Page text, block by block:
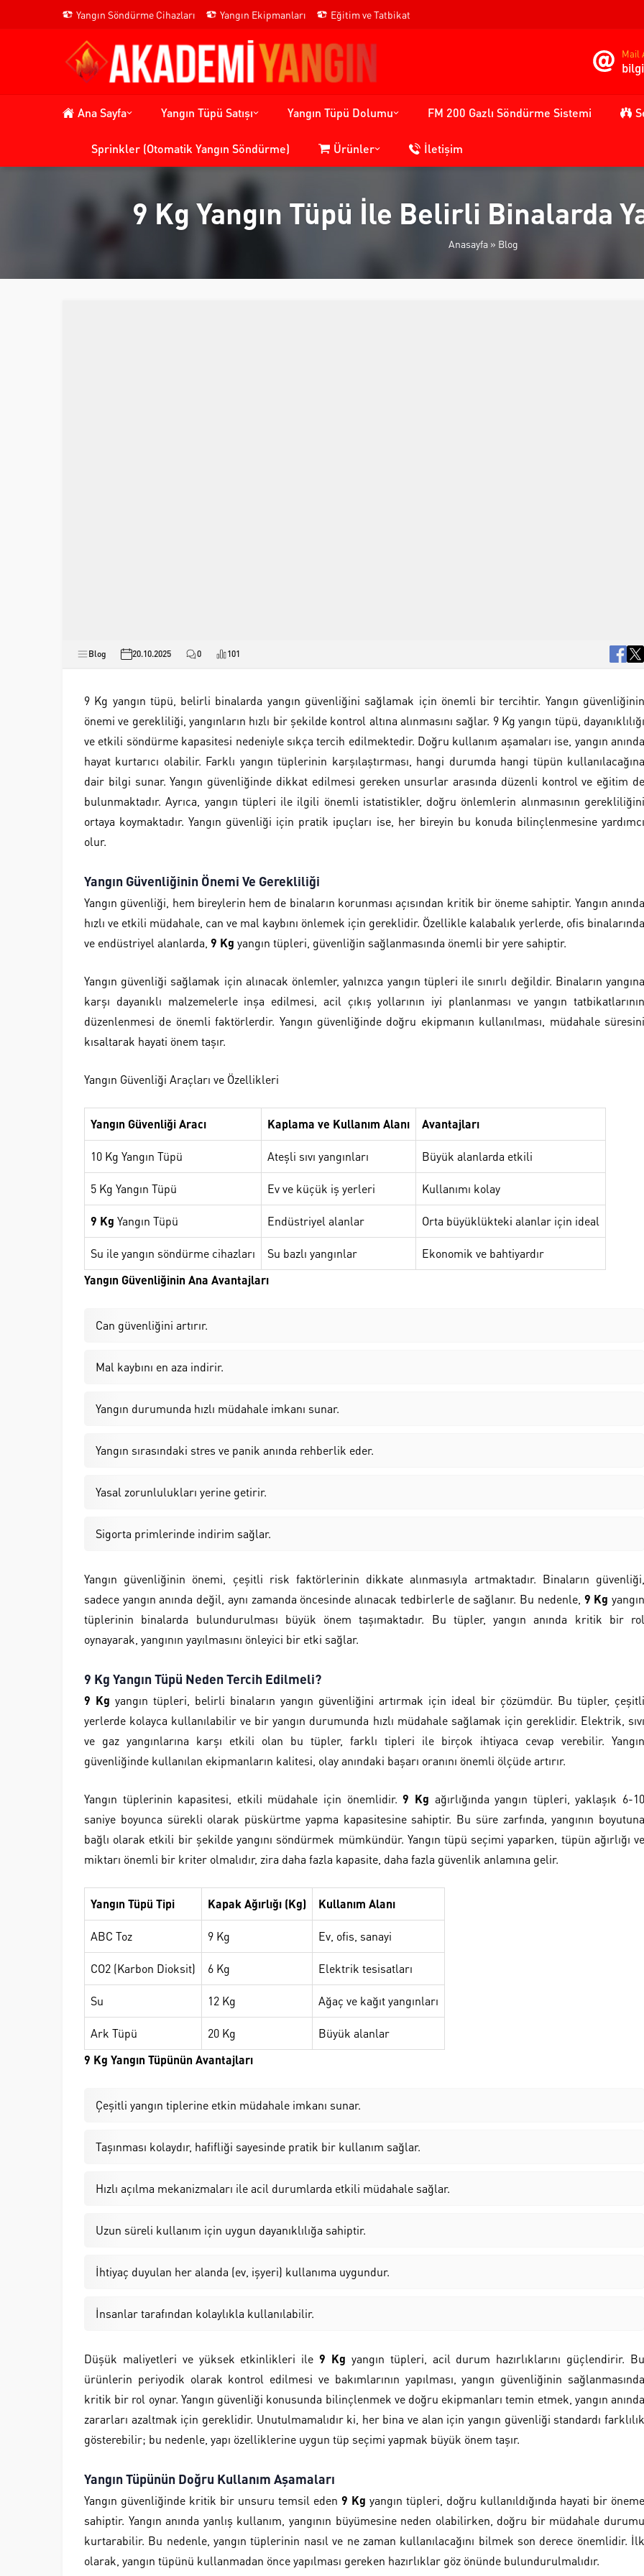
Yangın Söndürme Cihazları Yangın Ekipmanları Eğitim ve Tatbikat
Mail
Ana Sayfa Yangın Tüpü Satışı Yangın Tüpü Dolumu FM 200 Gazlı Söndürme Sistemi
Sprinkler (Otomatik Yangın Söndürme) Ürünler İletişim
9 Kg Yangın Tüpü İle Belirli Binalarda
Anasayfa» Blog
Blog 20.10.2025 0 101
9 Kg yangın tüpü, belirli binalarda yangın güvenliğini sağlamak için önemli bir tercihtir. Yangın güvenliğinin
önemi ve gerekliliği, yangınların hızlı bir şekilde kontrol altına alınmasını sağlar. 9 Kg yangın tüpü, dayanıklılığı
ve etkili söndürme kapasitesi nedeniyle sıkça tercih edilmektedir. Doğru kullanım aşamaları ise, yangın anında
hayat kurtarıcı olabilir. Farklı yangın tüplerinin karşılaştırması, hangi durumda hangi tüpün kullanılacağına
dair bilgi sunar. Yangın güvenliğinde dikkat edilmesi gereken unsurlar arasında düzenli kontrol ve eğitim de
bulunmaktadır. Ayrıca, yangın tüpleri ile ilgili önemli istatistikler, doğru önlemlerin alınmasının gerekliliğini
ortaya koymaktadır. Yangın güvenliği için pratik ipuçları ise, her bireyin bu konuda bilinçlenmesine yardımcı
olur.
Yangın Güvenliğinin Önemi Ve Gerekliliği
Yangın güvenliği, hem bireylerin hem de binaların korunması açısından kritik bir öneme sahiptir. Yangın anında
hızlı ve etkili müdahale, can ve mal kaybını önlemek için gereklidir. Özellikle kalabalık yerlerde, ofis binalarında
ve endüstriyel alanlarda, 9 Kg yangın tüpleri, güvenliğin sağlanmasında önemli bir yere sahiptir.
Yangın güvenliği sağlamak için alınacak önlemler, yalnızca yangın tüpleri ile sınırlı değildir. Binaların yangına
karşı dayanıklı malzemelerle inşa edilmesi, acil çıkış yollarının iyi planlanması ve yangın tatbikatlarının
düzenlenmesi de önemli faktörlerdir. Yangın güvenliğinde doğru ekipmanın kullanılması, müdahale süresini
kısaltarak hayati önem taşır.
Yangın Güvenliği Araçları ve Özellikleri
Yangın Güvenliği Aracı Kaplama ve Kullanım Alanı Avantajları
10 Kg Yangın Tüpü Ateşli sıvı yangınları Büyük alanlarda etkili
5 Kg Yangın Tüpü Ev ve küçük iş yerleri Kullanımı kolay
9 Kg Yangın Tüpü Endüstriyel alanlar Orta büyüklükteki alanlar için ideal
Su ile yangın söndürme cihazları Su bazlı yangınlar
Ekonomik ve bahtiyardır
Yangın Güvenliğinin Ana Avantajları
Can güvenliğini artırır.
Mal kaybını en aza indirir.
Yangın durumunda hızlı müdahale imkanı sunar.
Yangın sırasındaki stres ve panik anında rehberlik eder.
Yasal zorunlulukları yerine getirir.
Sigorta primlerinde indirim sağlar.
Yangın güvenliğinin önemi, çeşitli risk faktörlerinin dikkate alınmasıyla artmaktadır. Binaların güvenliği,
sadece yangın anında değil, aynı zamanda öncesinde alınacak tedbirlerle de sağlanır. Bu nedenle, 9 Kg
tüplerinin binalarda bulundurulması büyük önem taşımaktadır. Bu tüpler, yangın anında kritik bir rol
oynayarak, yangının yayılmasını önleyici bir etki sağlar.
9 Kg Yangın Tüpü Neden Tercih Edilmeli?
9 Kg yangın tüpleri, belirli binaların yangın güvenliğini artırmak için ideal bir çözümdür. Bu tüpler, çeşitli
yerlerde kolayca kullanılabilir ve bir yangın durumunda hızlı müdahale sağlamak için gereklidir. Elektrik, sıvı
ve gaz yangınlarına karşı etkili olan bu tüpler, farklı tipleri ile birçok ihtiyaca cevap verebilir. Yangın
güvenliğinde kullanılan ekipmanların kalitesi, olay anındaki başarı oranını önemli ölçüde artırır.
Yangın tüplerinin kapasitesi, etkili müdahale için önemlidir.9 Kg ağırlığında yangın tüpleri, yaklaşık 6-
saniye boyunca sürekli olarak püskürtme yapma kapasitesine sahiptir. Bu süre zarfında, yangının boyutuna
bağlı olarak etkili bir şekilde yangını söndürmek mümkündür. Yangın tüpü seçimi yaparken, tüpün ağırlığı ve
miktarı önemli bir kriter olmalıdır, zira daha fazla kapasite, daha fazla güvenlik anlamına gelir.
Yangın Tüpü Tipi Kapak Ağırlığı (Kg) Kullanım Alanı
ABC Toz 9 Kg Ev, ofis, sanayi
CO2 (Karbon Dioksit) 6 Kg Elektrik tesisatları
Su 12 Kg Ağaç ve kağıt yangınları
Ark Tüpü 20 Kg
Büyük alanlar
9 Kg Yangın Tüpünün Avantajları
Çeşitli yangın tiplerine etkin müdahale imkanı sunar.
Taşınması kolaydır, hafifliği sayesinde pratik bir kullanım sağlar.
Hızlı açılma mekanizmaları ile acil durumlarda etkili müdahale sağlar.
Uzun süreli kullanım için uygun dayanıklılığa sahiptir.
İhtiyaç duyulan her alanda (ev, işyeri) kullanıma uygundur.
İnsanlar tarafından kolaylıkla kullanılabilir.
Düşük maliyetleri ve yüksek etkinlikleri ile9 Kg yangın tüpleri, acil durum hazırlıklarını güçlendirir.
ürünlerin periyodik olarak kontrol edilmesi ve bakımlarının yapılması, yangın güvenliğinin sağlanmasında
kritik bir rol oynar. Yangın güvenliği konusunda bilinçlenmek ve doğru ekipmanları temin etmek, yangın anında
zararları azaltmak için gereklidir. Unutulmamalıdır ki, her bina ve alan için yangın güvenliği standardı farklılık
gösterebilir; bu nedenle, yapı özelliklerine uygun tüp seçimi yapmak büyük önem taşır.
Yangın Tüpünün Doğru Kullanım Aşamaları
Yangın güvenliğinde kritik bir unsuru temsil eden 9 Kg yangın tüpleri, doğru kullanıldığında hayati bir öneme
sahiptir. Yangın anında yanlış kullanım, yangının büyümesine neden olabilirken, doğru bir müdahale durumu
kurtarabilir. Bu nedenle, yangın tüplerinin nasıl ve ne zaman kullanılacağını bilmek son derece önemlidir. İlk
olarak, yangın tüpünü kullanmadan önce yapılması gereken hazırlıklar göz önünde bulundurulmalıdır.